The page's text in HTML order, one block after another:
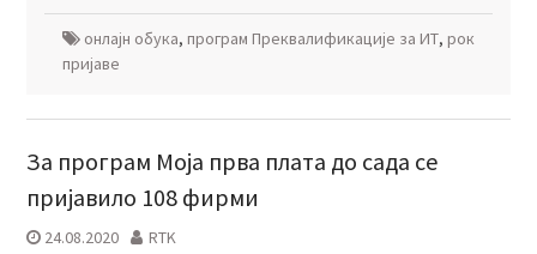
онлајн обука, програм Преквалификације за ИТ, рок
пријаве
За програм Моја прва плата до сада се
пријавило 108 фирми
24.08.2020 RTK